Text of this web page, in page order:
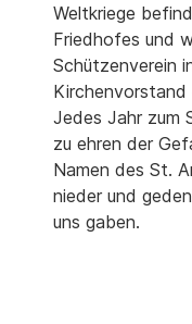
Weltkriege
Friedhofes und
Schützenverein
Jedes Jahr zum
zu ehren der
Namen des St.
nieder und
uns gaben.